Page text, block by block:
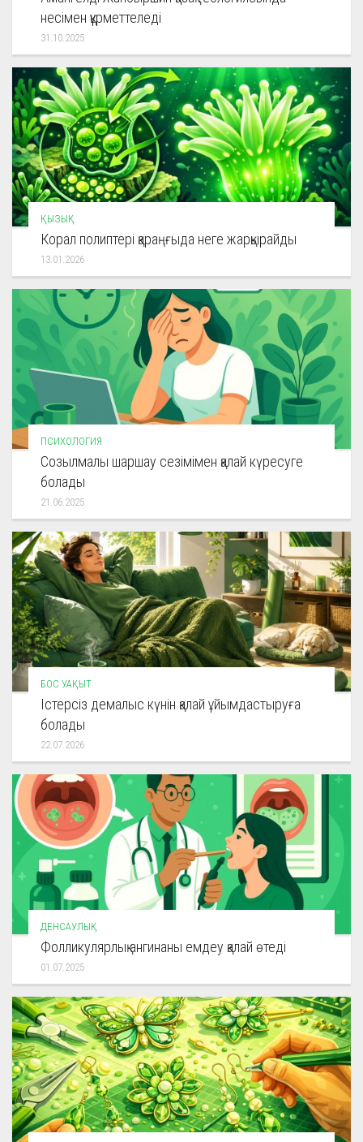
несімен құрметтеледі
31.10.2025
ҚЫЗЫҚ
Корал полиптері қараңғыда неге жарқырайды
13.01.2026
ПСИХОЛОГИЯ
Созылмалы шаршау сезімімен қалай күресуге
болады
21.06.2025
БОС УАҚЫТ
Істерсіз демалыс күнін қалай ұйымдастыруға
болады
22.07.2026
ДЕНСАУЛЫҚ
Фолликулярлық ангинаны емдеу қалай өтеді
01.07.2025